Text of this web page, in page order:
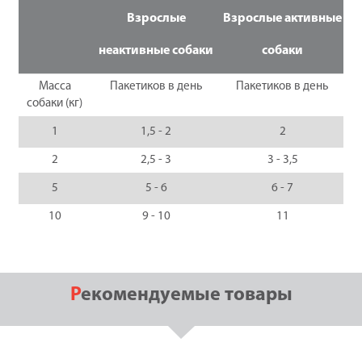
Взрослые
неактивные собаки
Взрослые активные
собаки
Масса
собаки (кг)
Пакетиков в день Пакетиков в день
1 1,5 - 2 2
2 2,5 - 3 3 - 3,5
5 5 - 6 6 - 7
10 9 - 10 11
Рекомендуемые товары